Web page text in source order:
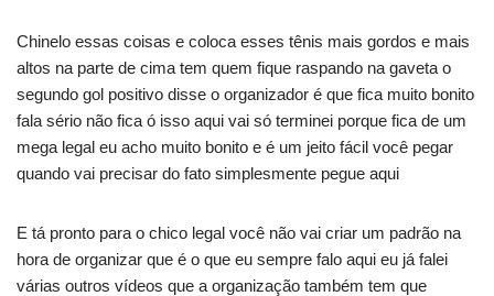
Chinelo essas coisas e coloca esses tênis mais gordos e mais
altos na parte de cima tem quem fique raspando na gaveta o
segundo gol positivo disse o organizador é que fica muito bonito
fala sério não fica ó isso aqui vai só terminei porque fica de um
mega legal eu acho muito bonito e é um jeito fácil você pegar
quando vai precisar do fato simplesmente pegue aqui
E tá pronto para o chico legal você não vai criar um padrão na
hora de organizar que é o que eu sempre falo aqui eu já falei
várias outros vídeos que a organização também tem que